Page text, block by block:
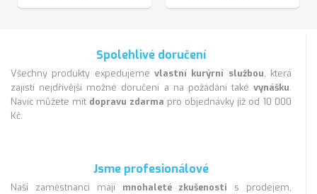
Spolehlivé doručení
Všechny produkty expedujeme vlastní kurýrní službou, která
zajistí nejdřívější možné doručení a na požádání také vynášku.
Navíc můžete mít dopravu zdarma pro objednávky již od 10 000
Kč.
Jsme profesionálové
Naši zaměstnanci mají mnohaleté zkušenosti s prodejem,